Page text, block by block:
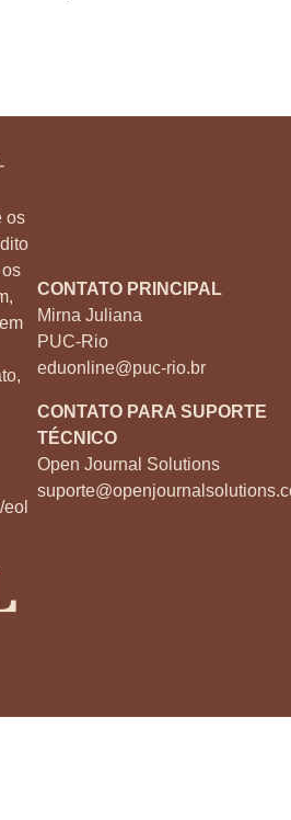
os
CONTATO PRINCIPAL
Mirna Juliana
PUC-Rio
eduonline@puc-rio.br
CONTATO PARA SUPORTE
TÉCNICO
Open Journal Solutions